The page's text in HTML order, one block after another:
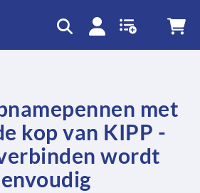
met
kop van KIPP -
wordt